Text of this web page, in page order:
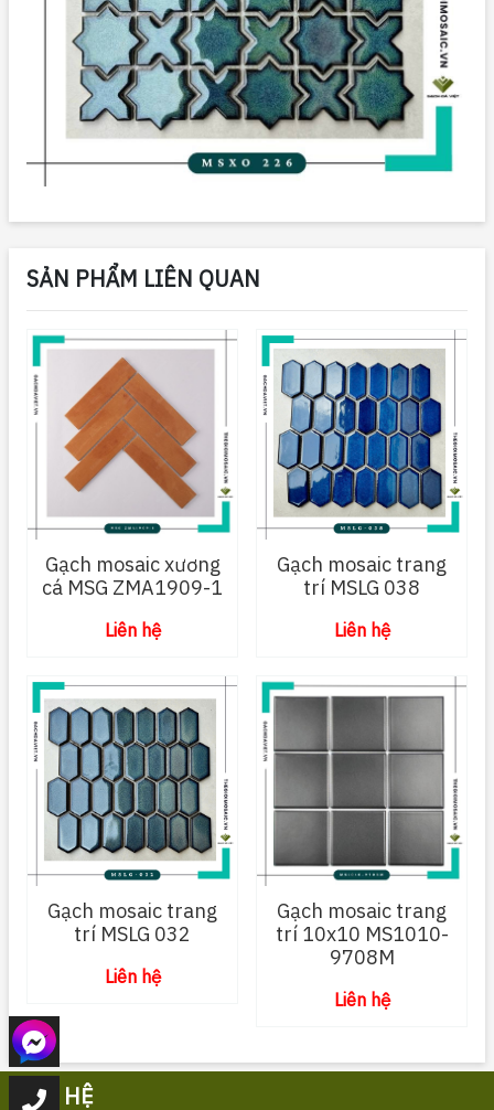
SẢN PHẨM LIÊN QUAN
Gạch mosaic xương
cá MSG ZMA1909-1
Liên hệ
Gạch mosaic trang
trí MSLG 038
Liên hệ
Gạch mosaic trang
trí MSLG 032
Liên hệ
Gạch mosaic trang
trí 10x10 MS1010-
9708M
Liên hệ
LIÊN HỆ